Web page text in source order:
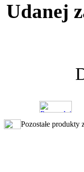
Udanej
Pozostałe